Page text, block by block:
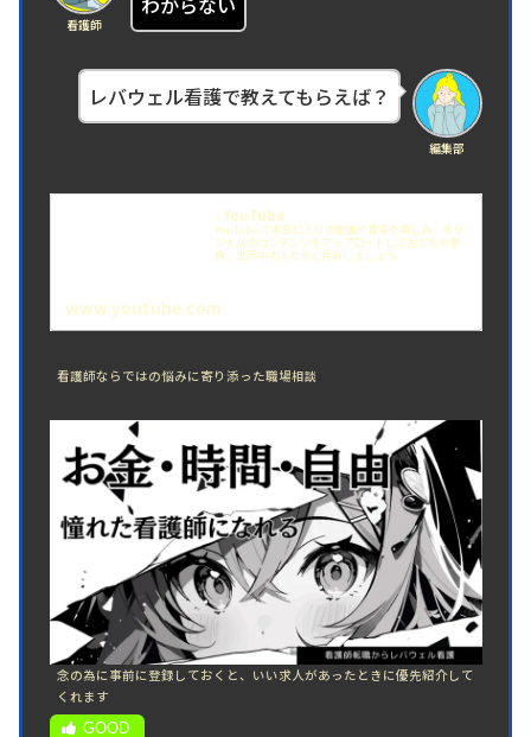
看護師
編集部
レバウェル看護で教えてもらえば？
- YouTube
YouTube でお気に入りの動画や音楽を楽しみ、オリ
ジナルのコンテンツをアップロードして友だちや家
族、世界中の人たちと共有しましょう。
www.youtube.com
看護師ならではの悩みに寄り添った職場相談
念の為に事前に登録しておくと、いい求人があったときに優先紹介して
くれます